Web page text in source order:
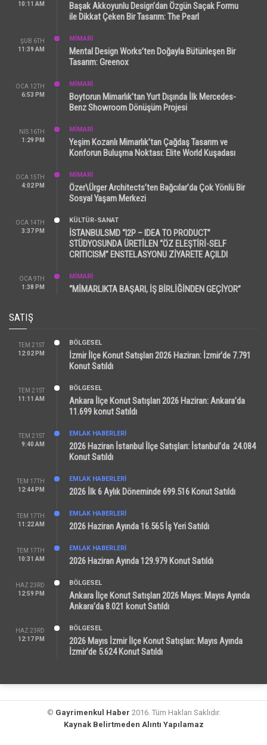
10:11 AM
Başak Akkoyunlu Design’dan Özgün Saçak Formu
ile Dikkat Çeken Bir Tasarım: The Pearl
ŞUB 6TH
11:39 AM
MİMARİ
Mental Design Works’ten Doğayla Bütünleşen Bir
Tasarım: Greenox
OCA 12TH
6:53 PM
MİMARİ
Boytorun Mimarlık’tan Yurt Dışında İlk Mercedes-
Benz Showroom Dönüşüm Projesi
NIS 16TH
1:29 PM
MİMARİ
Yeşim Kozanlı Mimarlık’tan Çağdaş Tasarım ve
Konforun Buluşma Noktası: Elite World Kuşadası
OCA 15TH
4:02 PM
MİMARİ
Özer\Ürger Architects’ten Bağcılar’da Çok Yönlü Bir
Sosyal Yaşam Merkezi
OCA 14TH
3:37 PM
KÜLTÜR-SANAT
İSTANBULSMD “I2P – IDEA TO PRODUCT”
STÜDYOSUNDA ÜRETİLEN “ÖZ ELEŞTİRİ-SELF
CRITICISM” ENSTELASYONU ZİYARETE AÇILDI
OCA 9TH
1:38 PM
MİMARİ
“MİMARLIKTA BAŞARI, İŞ BİRLİĞİNDEN GEÇİYOR”
SATIŞ
TEM 21ST
12:02 PM
BÖLGESEL
İzmir İlçe Konut Satışları 2026 Haziran: İzmir’de 7.791
Konut Satıldı
TEM 21ST
11:11 AM
BÖLGESEL
Ankara İlçe Konut Satışları 2026 Haziran: Ankara’da
11.699 konut Satıldı
TEM 21ST
9:40 AM
EMLAK HABERLERI
2026 Haziran İstanbul İlçe Satışları: İstanbul’da 24.084
Konut Satıldı
TEM 17TH
12:44 PM
EMLAK HABERLERI
2026 İlk 6 Aylık Döneminde 699.516 Konut Satıldı
TEM 17TH
11:22 AM
EMLAK HABERLERI
2026 Haziran Ayında 16.565 İş Yeri Satıldı
TEM 17TH
10:31 AM
EMLAK HABERLERI
2026 Haziran Ayında 129.979 Konut Satıldı
HAZ 23RD
12:59 PM
BÖLGESEL
Ankara İlçe Konut Satışları 2026 Mayıs: Mayıs Ayında
Ankara’da 8.021 konut Satıldı
HAZ 23RD
12:17 PM
BÖLGESEL
2026 Mayıs İzmir İlçe Konut Satışları: Mayıs Ayında
İzmir’de 5.624 Konut Satıldı
© Gayrimenkul Haber 2016. Tüm Hakları Saklıdır.
Kaynak Belirtmeden Alıntı Yapılamaz